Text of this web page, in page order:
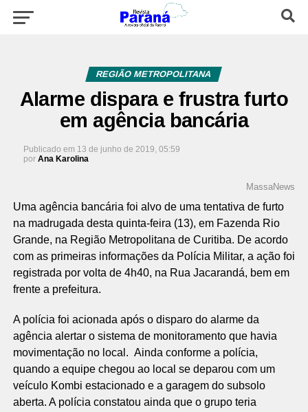
REGIÃO METROPOLITANA
Alarme dispara e frustra furto
em agência bancária
Publicado em 13 de junho de 2019, 05:59
por Ana Karolina
MassaNews
Uma agência bancária foi alvo de uma tentativa de furto
na madrugada desta quinta-feira (13), em Fazenda Rio
Grande, na Região Metropolitana de Curitiba. De acordo
com as primeiras informações da Polícia Militar, a ação foi
registrada por volta de 4h40, na Rua Jacarandá, bem em
frente a prefeitura.
A polícia foi acionada após o disparo do alarme da
agência alertar o sistema de monitoramento que havia
movimentação no local. Ainda conforme a polícia,
quando a equipe chegou ao local se deparou com um
veículo Kombi estacionado e a garagem do subsolo
aberta. A polícia constatou ainda que o grupo teria